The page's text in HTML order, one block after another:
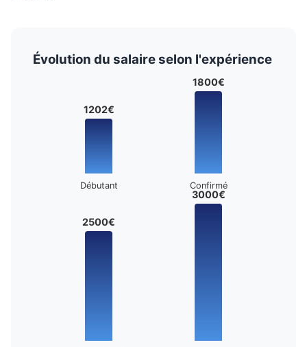
Évolution du salaire selon l'expérience
1202€
Débutant
1800€
Confirmé
2500€
3000€